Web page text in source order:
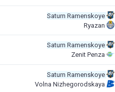
Saturn Ramenskoye
Ryazan
Saturn Ramenskoye
Zenit Penza
Saturn Ramenskoye
Volna Nizhegorodskaya